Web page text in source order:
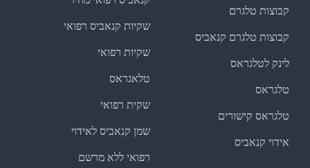
שקיות קנאביס רפואי
שקיות רפואי
טלאגראס
שקית רפואי
שמן קנאביס לאידוי
רפואי ללא מרשם
קבוצות טלגרם
קבוצות טלגרם קנאביס
לינק לטלגראס
טלגראס
טלגראס קישורים
אידוי קנאביס